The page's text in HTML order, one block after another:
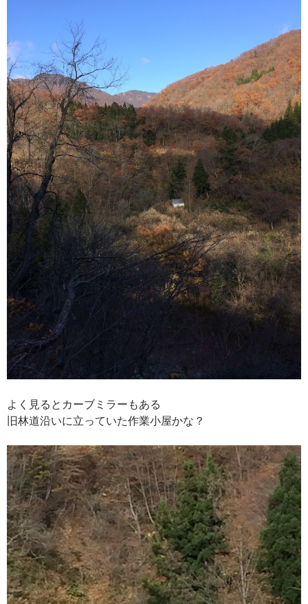
よく見るとカーブミラーもある
旧林道沿いに立っていた作業小屋かな？